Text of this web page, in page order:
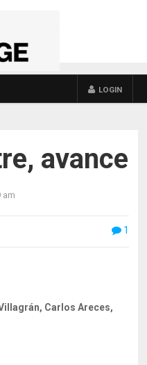
LOGIN
avance
am
1
Carlos Areces,